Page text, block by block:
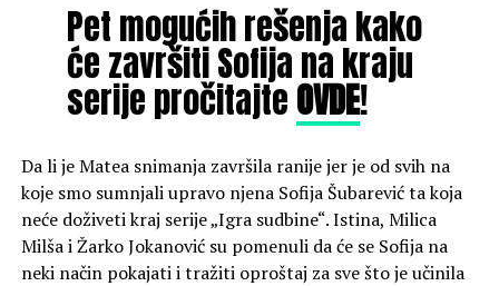
Pet mogućih rešenja kako
će završiti Sofija na kraju
serije pročitajteOVDE!
Da li je Matea snimanja završila ranije jer je od svih na
koje smo sumnjali upravo njena Sofija Šubarević ta koja
neće doživeti kraj serije „Igra sudbine“. Istina, Milica
Milša i Žarko Jokanović su pomenuli da će se Sofija na
neki način pokajati i tražiti oproštaj za sve što je učinila